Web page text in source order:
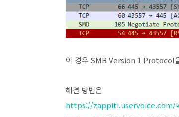
이 경우 SMB Version 1 Protocol
해결 방법은
https://zappiti.uservoice.com/